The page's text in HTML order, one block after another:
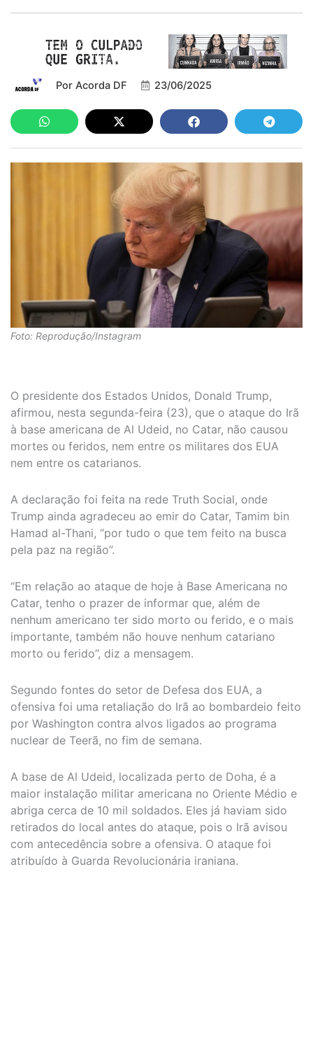
Por Acorda DF 23/06/2025
Foto: Reprodução/Instagram
O presidente dos Estados Unidos, Donald Trump,
afirmou, nesta segunda-feira (23), que o ataque do Irã
à base americana de Al Udeid, no Catar, não causou
mortes ou feridos, nem entre os militares dos EUA
nem entre os catarianos.
A declaração foi feita na rede Truth Social, onde
Trump ainda agradeceu ao emir do Catar, Tamim bin
Hamad al-Thani, “por tudo o que tem feito na busca
pela paz na região”.
“Em relação ao ataque de hoje à Base Americana no
Catar, tenho o prazer de informar que, além de
nenhum americano ter sido morto ou ferido, e o mais
importante, também não houve nenhum catariano
morto ou ferido”, diz a mensagem.
Segundo fontes do setor de Defesa dos EUA, a
ofensiva foi uma retaliação do Irã ao bombardeio feito
por Washington contra alvos ligados ao programa
nuclear de Teerã, no fim de semana.
A base de Al Udeid, localizada perto de Doha, é a
maior instalação militar americana no Oriente Médio e
abriga cerca de 10 mil soldados. Eles já haviam sido
retirados do local antes do ataque, pois o Irã avisou
com antecedência sobre a ofensiva. O ataque foi
atribuído à Guarda Revolucionária iraniana.